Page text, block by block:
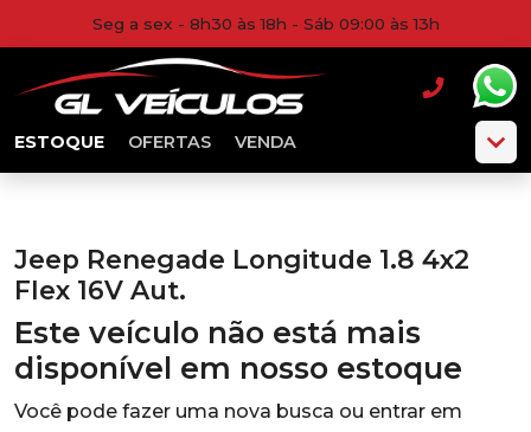
Seg a sex - 8h30 às 18h - Sáb 09:00 às 13h
ESTOQUE OFERTAS VENDA
Jeep Renegade Longitude 1.8 4x2
Flex 16V Aut.
Este veículo não está mais
disponível em nosso estoque
Você pode fazer uma nova busca ou entrar em